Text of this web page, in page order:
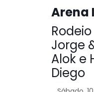
Arena
Jorge
Alok e
Diego